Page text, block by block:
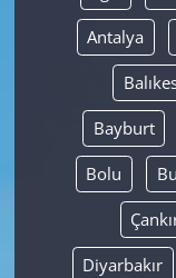
Antalya
Bayburt
Bolu
Diyarbakır